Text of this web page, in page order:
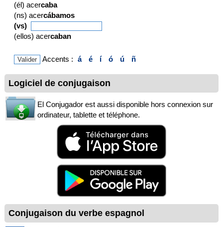
(él) acercaba
(ns) acercábamos
(vs)
(ellos) acercaban
Accents : á é í ó ú ñ
Logiciel de conjugaison
El Conjugador est aussi disponible hors connexion sur
ordinateur, tablette et téléphone.
Conjugaison du verbe espagnol